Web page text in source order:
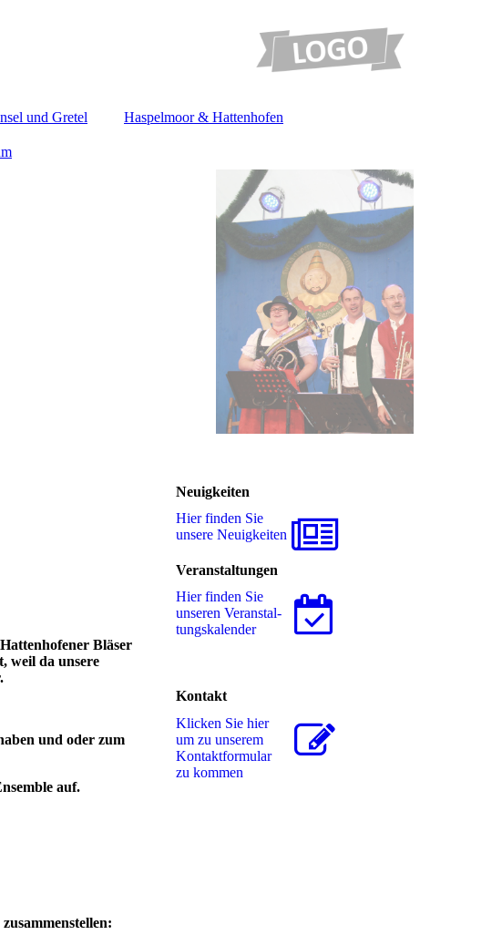
und Gretel Haspelmoor & Hattenhofen
Bläser
weil da unsere
und oder zum
auf.
Neuigkeiten
Hier finden Sie
unsere Neuigkeiten
Veranstaltungen
Hier finden Sie
unseren Ver­an­stal­
tungs­ka­len­der
Kontakt
Klicken Sie hier
um zu unserem
Kon­takt­for­mu­lar
zu kommen